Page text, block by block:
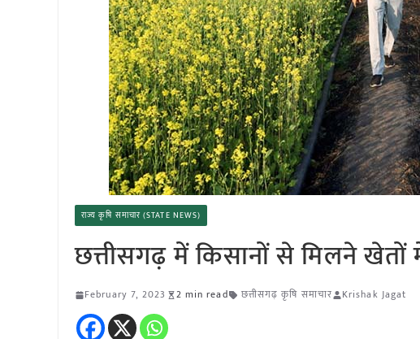
राज्य कृषि समाचार (STATE NEWS)
छत्तीसगढ़ में किसानों से मिलने खेतों
February 7, 2023 2 min read छत्तीसगढ़ कृषि समाचार Krishak Jagat